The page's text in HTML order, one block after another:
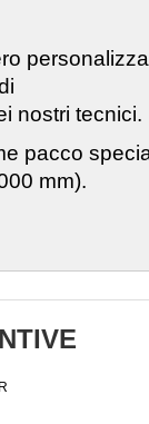
nostri tecnici.
pacco
mm).